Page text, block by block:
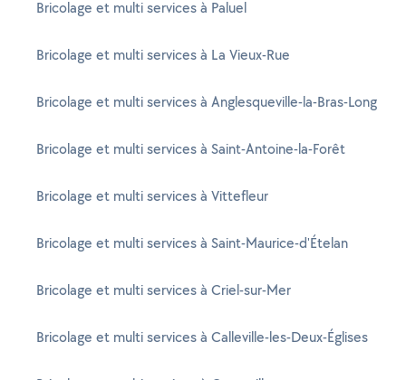
Bricolage et multi services à Paluel
Bricolage et multi services à La Vieux-Rue
Bricolage et multi services à Anglesqueville-la-Bras-Long
Bricolage et multi services à Saint-Antoine-la-Forêt
Bricolage et multi services à Vittefleur
Bricolage et multi services à Saint-Maurice-d'Ételan
Bricolage et multi services à Criel-sur-Mer
Bricolage et multi services à Calleville-les-Deux-Églises